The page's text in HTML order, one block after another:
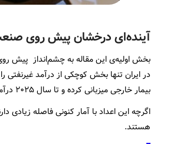
آینده‌ای درخشان پیش روی
بخش اولیه‌ی این مقاله به چشم‌انداز پیش
بیمار خارجی میزبانی کرده و تا سال ۲۰۲۵ درآمد حاصل از توریسم سلامت را به ۲٫۵ میلیارد دلار رساند.
اگرچه این اعداد با آمار کنونی فاصله
هستند.